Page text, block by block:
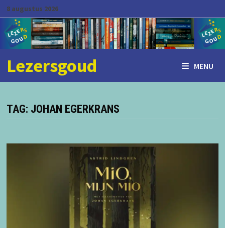
Ga
naar
de
inhoud
8 augustus 2026
Lezersgoud MENU
TAG: JOHAN EGERKRANS